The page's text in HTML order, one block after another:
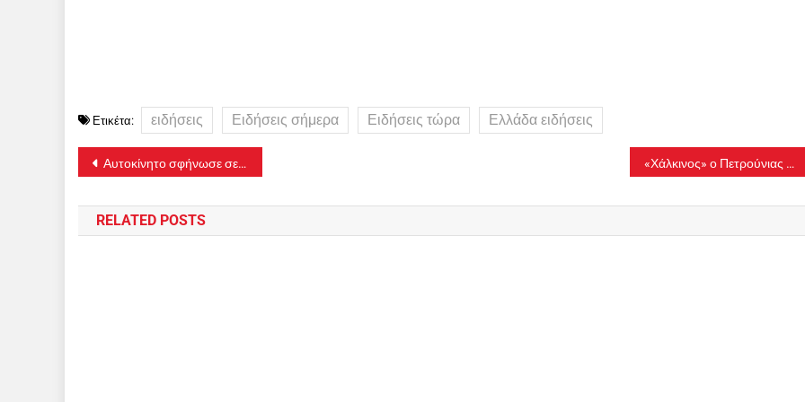
Ετικέτα: ειδήσεις Ειδήσεις σήμερα Ειδήσεις τώρα Ελλάδα ειδήσεις
άρθρων
Αυτοκίνητο σφήνωσε σε σοκάκι στη Μεσαριά «Χάλκινος» ο Πετρούνιας στο Ευρωπαϊκό Πρωτάθλημα στην Αττάλεια
RELATED POSTS